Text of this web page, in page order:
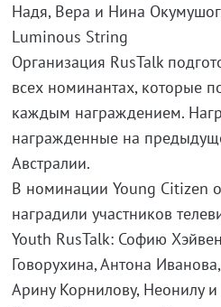
Надя, Вера и Нина
Luminous String
Организация RusTalk
всех номинантах, которые
каждым награждением.
награжденные на
Австралии.
В номинации Young Citizen
наградили участников
Youth RusTalk: Софию
Говорухина, Антона
Арину Корнилову, Неонилу